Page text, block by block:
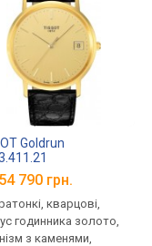
Goldrun
790 грн.
кварцові,
годинника золото,
з каменями,